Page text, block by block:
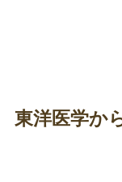
東洋医学か